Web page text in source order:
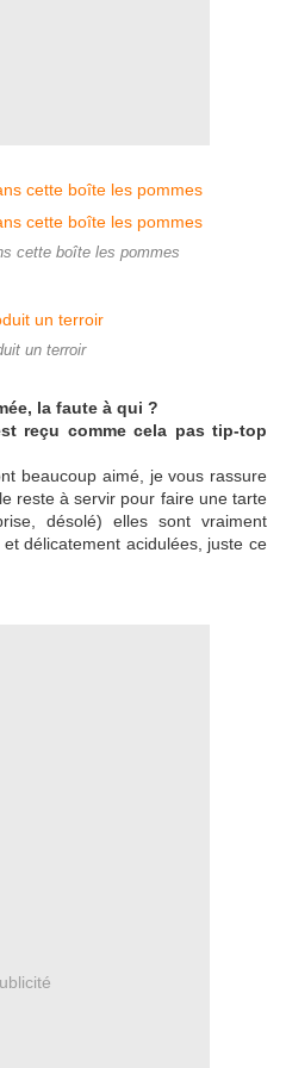
cette boîte les pommes
un terroir
la faute à qui ?
reçu comme cela pas tip-top
beaucoup aimé, je vous rassure
reste à servir pour faire une tarte
désolé) elles sont vraiment
délicatement acidulées, juste ce